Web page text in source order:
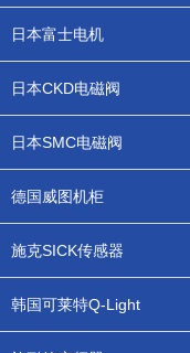
日本富士电机
日本CKD电磁阀
日本SMC电磁阀
德国威图机柜
施克SICK传感器
韩国可莱特Q-Light